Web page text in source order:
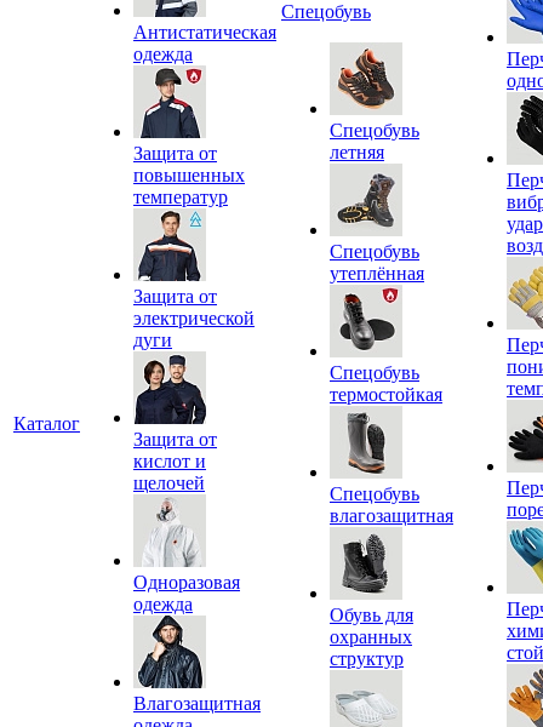
Каталог
Антистатическая
одежда
Защита от
повышенных
температур
Защита от
электрической
дуги
Защита от
кислот и
щелочей
Одноразовая
одежда
Влагозащитная
Спецобувь
Спецобувь
летняя
Спецобувь
утеплённая
Спецобувь
термостойкая
Спецобувь
влагозащитная
Обувь для
охранных
структур